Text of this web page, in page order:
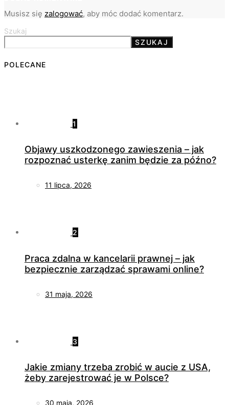
Musisz się zalogować, aby móc dodać komentarz.
Szukaj
SZUKAJ
POLECANE
1
Objawy uszkodzonego zawieszenia – jak
rozpoznać usterkę zanim będzie za późno?
11 lipca, 2026
2
Praca zdalna w kancelarii prawnej – jak
bezpiecznie zarządzać sprawami online?
31 maja, 2026
3
Jakie zmiany trzeba zrobić w aucie z USA,
żeby zarejestrować je w Polsce?
30 maja, 2026